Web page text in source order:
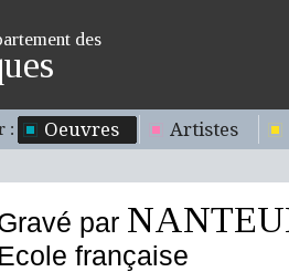
des
: Oeuvres Artistes
par
Ecole française